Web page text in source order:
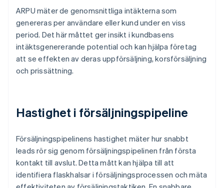
ARPU mäter de genomsnittliga intäkterna som
genereras per användare eller kund under en viss
period. Det här måttet ger insikt i kundbasens
intäktsgenererande potential och kan hjälpa företag
att se effekten av deras uppförsäljning, korsförsäljning
och prissättning.
Hastighet i försäljningspipeline
Försäljningspipelinens hastighet mäter hur snabbt
leads rör sig genom försäljningspipelinen från första
kontakt till avslut. Detta mått kan hjälpa till att
identifiera flaskhalsar i försäljningsprocessen och mäta